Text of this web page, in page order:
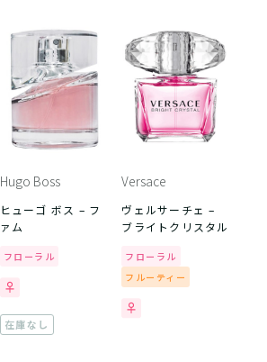
Hugo Boss
ヒューゴ ボス – フ
ァム
フローラル
在庫なし
Versace
ヴェルサーチェ –
ブライトクリスタル
フローラル
フルーティー